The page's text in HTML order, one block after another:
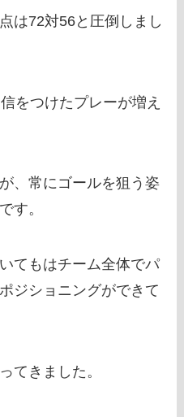
は72対56と圧倒しまし
をつけたプレーが増え
、常にゴールを狙う姿
す。
てもはチーム全体でパ
ジショニングができて
てきました。